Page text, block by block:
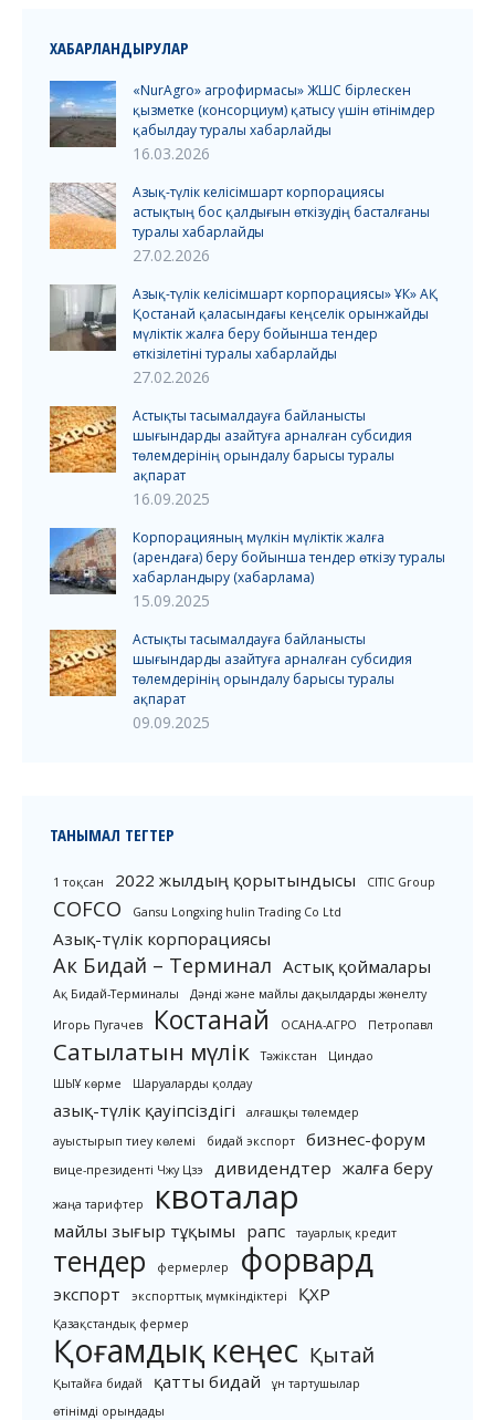
ХАБАРЛАНДЫРУЛАР
«NurAgro» агрофирмасы» ЖШС бірлескен
қызметке (консорциум) қатысу үшін өтінімдер
қабылдау туралы хабарлайды
16.03.2026
Азық-түлік келісімшарт корпорациясы
астықтың бос қалдығын өткізудің басталғаны
туралы хабарлайды
27.02.2026
Азық-түлік келісімшарт корпорациясы» ҰК» АҚ
Қостанай қаласындағы кеңселік орынжайды
мүліктік жалға беру бойынша тендер
өткізілетіні туралы хабарлайды
27.02.2026
Астықты тасымалдауға байланысты
шығындарды азайтуға арналған субсидия
төлемдерінің орындалу барысы туралы
ақпарат
16.09.2025
Корпорацияның мүлкін мүліктік жалға
(арендаға) беру бойынша тендер өткізу туралы
хабарландыру (хабарлама)
15.09.2025
Астықты тасымалдауға байланысты
шығындарды азайтуға арналған субсидия
төлемдерінің орындалу барысы туралы
ақпарат
09.09.2025
ТАНЫМАЛ ТЕГТЕР
1 тоқсан 2022 жылдың қорытындысы CITIC Group
COFCO Gansu Longxing hulin Trading Co Ltd
Азық-түлік корпорациясы
Ак Бидай – Терминал Астық қоймалары
Ақ Бидай-Терминалы
Дәнді және майлы дақылдарды жөнелту
Игорь Пугачев
Костанай ОСАНА-АГРО Петропавл
Сатылатын мүлік Тәжікстан
Циндао
ШЫҰ көрме
Шаруаларды қолдау
азық-түлік қауіпсіздігі
алғашқы төлемдер
ауыстырып тиеу көлемі
бидай экспорт бизнес-форум
вице-президенті Чжу Цзэ дивидендтер жалға беру
жаңа тарифтер квоталар
майлы зығыр тұқымы рапс тауарлық кредит
тендер фермерлер форвард
экспорт экспорттық мүмкіндіктері ҚХР
Қазақстандық фермер
Қоғамдық кеңес Қытай
Қытайға бидай қатты бидай
ұн тартушылар
өтінімді орындады